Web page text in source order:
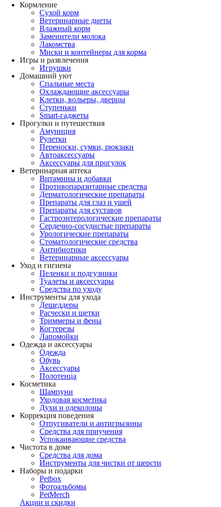
Кормление
Сухой корм
Ветеринарные диеты
Влажный корм
Заменители молока
Лакомства
Миски и контейнеры для корма
Игры и развлечения
Игрушки
Домашний уют
Спальные места
Охлаждающие аксессуары
Клетки, вольеры, дверцы
Ступеньки
Smart-гаджеты
Прогулки и путешествия
Амуниция
Рулетки
Переноски, сумки, рюкзаки
Автоаксессуары
Аксессуары для прогулок
Ветеринарная аптека
Витамины и добавки
Противопаразитарные средства
Дерматологические препараты
Препараты для глаз и ушей
Препараты для суставов
Гастроэнтерологические препараты
Сердечно-сосудистые препараты
Урологические препараты
Стоматологические средства
Антибиотики
Ветеринарные аксессуары
Уход и гигиена
Пеленки и подгузники
Туалеты и аксессуары
Средства по уходу
Инструменты для ухода
Дешеддеры
Расчески и щетки
Триммеры и фены
Когтерезы
Лапомойки
Одежда и аксессуары
Одежда
Обувь
Аксессуары
Полотенца
Косметика
Шампуни
Уходовая косметика
Духи и одеколоны
Коррекция поведения
Отпугиватели и антигрызины
Средства для приучения
Успокаивающие средства
Чистота в доме
Средства для дома
Инструменты для чистки от шерсти
Наборы и подарки
Petbox
Фотоальбомы
PetMerch
Акции и скидки